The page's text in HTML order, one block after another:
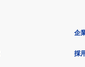
企
採